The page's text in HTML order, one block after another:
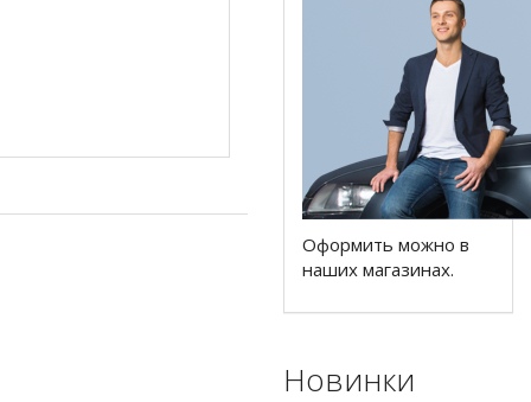
Оформить можно в
наших магазинах.
Новинки